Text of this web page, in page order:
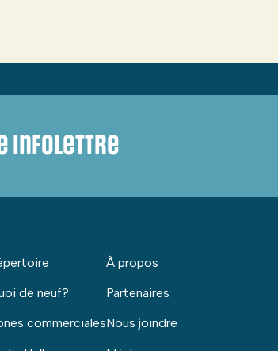
infolettre
de neuf?
commerciales
À propos
Partenaires
Nous joindre